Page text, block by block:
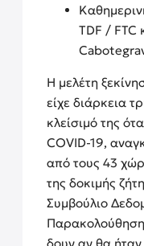
TDF / FTC
Η μελέτη
είχε διάρκεια
κλείσιμό της
COVID-19,
από τους 43
της δοκιμής
Συμβούλιο